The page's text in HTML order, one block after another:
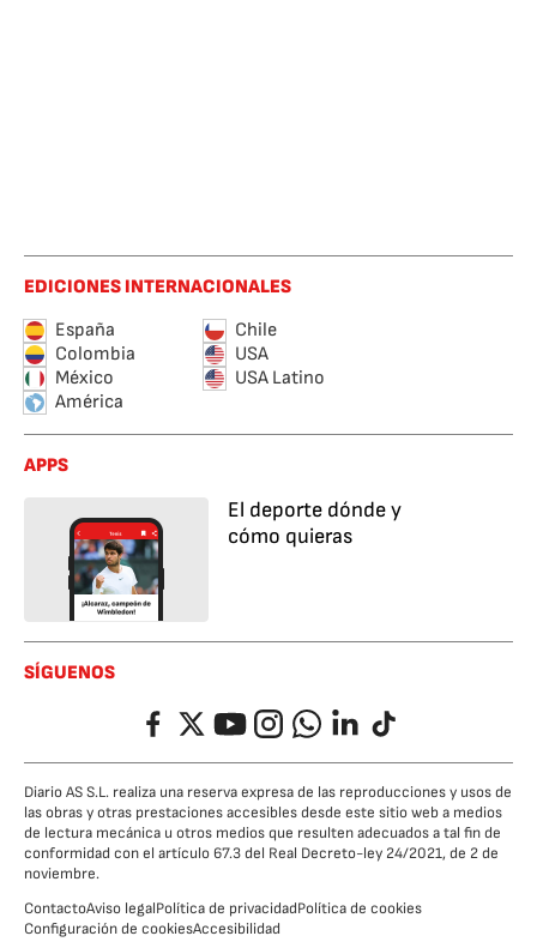
EDICIONES INTERNACIONALES
España
Chile
Colombia
USA
México
USA Latino
América
APPS
El deporte dónde y
cómo quieras
SÍGUENOS
FacebookTwitterYouTubeInstagramWhatsappLinkedIn
TikTok
Diario AS S.L. realiza una reserva expresa de las reproducciones y usos de
las obras y otras prestaciones accesibles desde este sitio web a medios
de lectura mecánica u otros medios que resulten adecuados a tal fin de
conformidad con el artículo 67.3 del Real Decreto-ley 24/2021, de 2 de
noviembre.
ContactoAviso legalPolítica de privacidadPolítica de cookies
Configuración de cookiesAccesibilidad